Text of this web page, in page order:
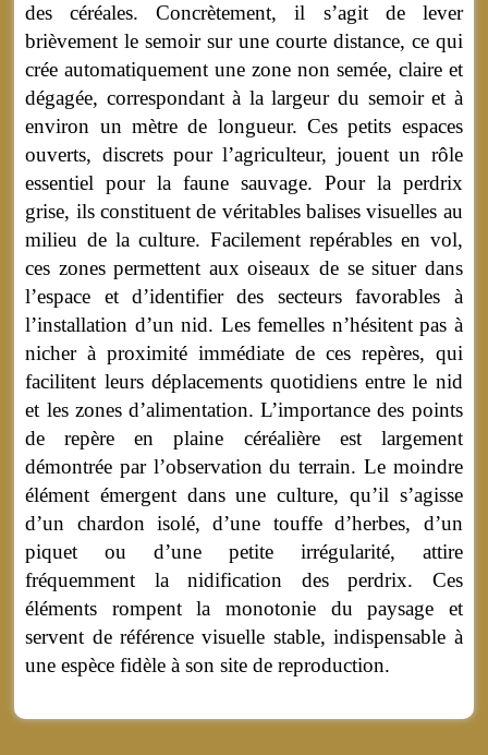
des céréales. Concrètement, il s’agit de lever
brièvement le semoir sur une courte distance, ce qui
crée automatiquement une zone non semée, claire et
dégagée, correspondant à la largeur du semoir et à
environ un mètre de longueur. Ces petits espaces
ouverts, discrets pour l’agriculteur, jouent un rôle
essentiel pour la faune sauvage. Pour la perdrix
grise, ils constituent de véritables balises visuelles au
milieu de la culture. Facilement repérables en vol,
ces zones permettent aux oiseaux de se situer dans
l’espace et d’identifier des secteurs favorables à
l’installation d’un nid. Les femelles n’hésitent pas à
nicher à proximité immédiate de ces repères, qui
facilitent leurs déplacements quotidiens entre le nid
et les zones d’alimentation. L’importance des points
de repère en plaine céréalière est largement
démontrée par l’observation du terrain. Le moindre
élément émergent dans une culture, qu’il s’agisse
d’un chardon isolé, d’une touffe d’herbes, d’un
piquet ou d’une petite irrégularité, attire
fréquemment la nidification des perdrix. Ces
éléments rompent la monotonie du paysage et
servent de référence visuelle stable, indispensable à
une espèce fidèle à son site de reproduction.